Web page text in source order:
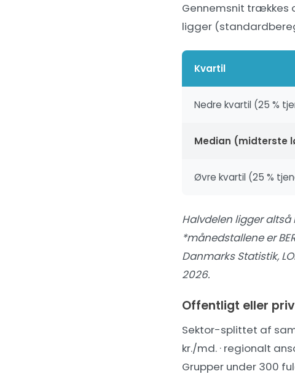
Gennemsnit trækkes
ligger
Kvartil
Nedre kvartil (25 %
Median (midterste
Øvre kvartil (25 %
Halvdelen ligger altså
*månedstallene er
Danmarks Statistik,
2026.
Offentligt eller
Sektor-splittet af
kr./md. · regionalt
Grupper under 300